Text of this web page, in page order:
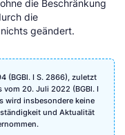
die Beschränkung
die
geändert.
(BGBl. I S. 2866), zuletzt
vom 20. Juli 2022 (BGBl. I
wird insbesondere keine
und Aktualität